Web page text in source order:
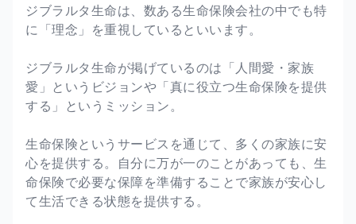
ジブラルタ生命は、数ある生命保険会社の中でも特
に「理念」を重視しているといいます。
ジブラルタ生命が掲げているのは「人間愛・家族
愛」というビジョンや「真に役立つ生命保険を提供
する」というミッション。
生命保険というサービスを通じて、多くの家族に安
心を提供する。自分に万が一のことがあっても、生
命保険で必要な保障を準備することで家族が安心し
て生活できる状態を提供する。